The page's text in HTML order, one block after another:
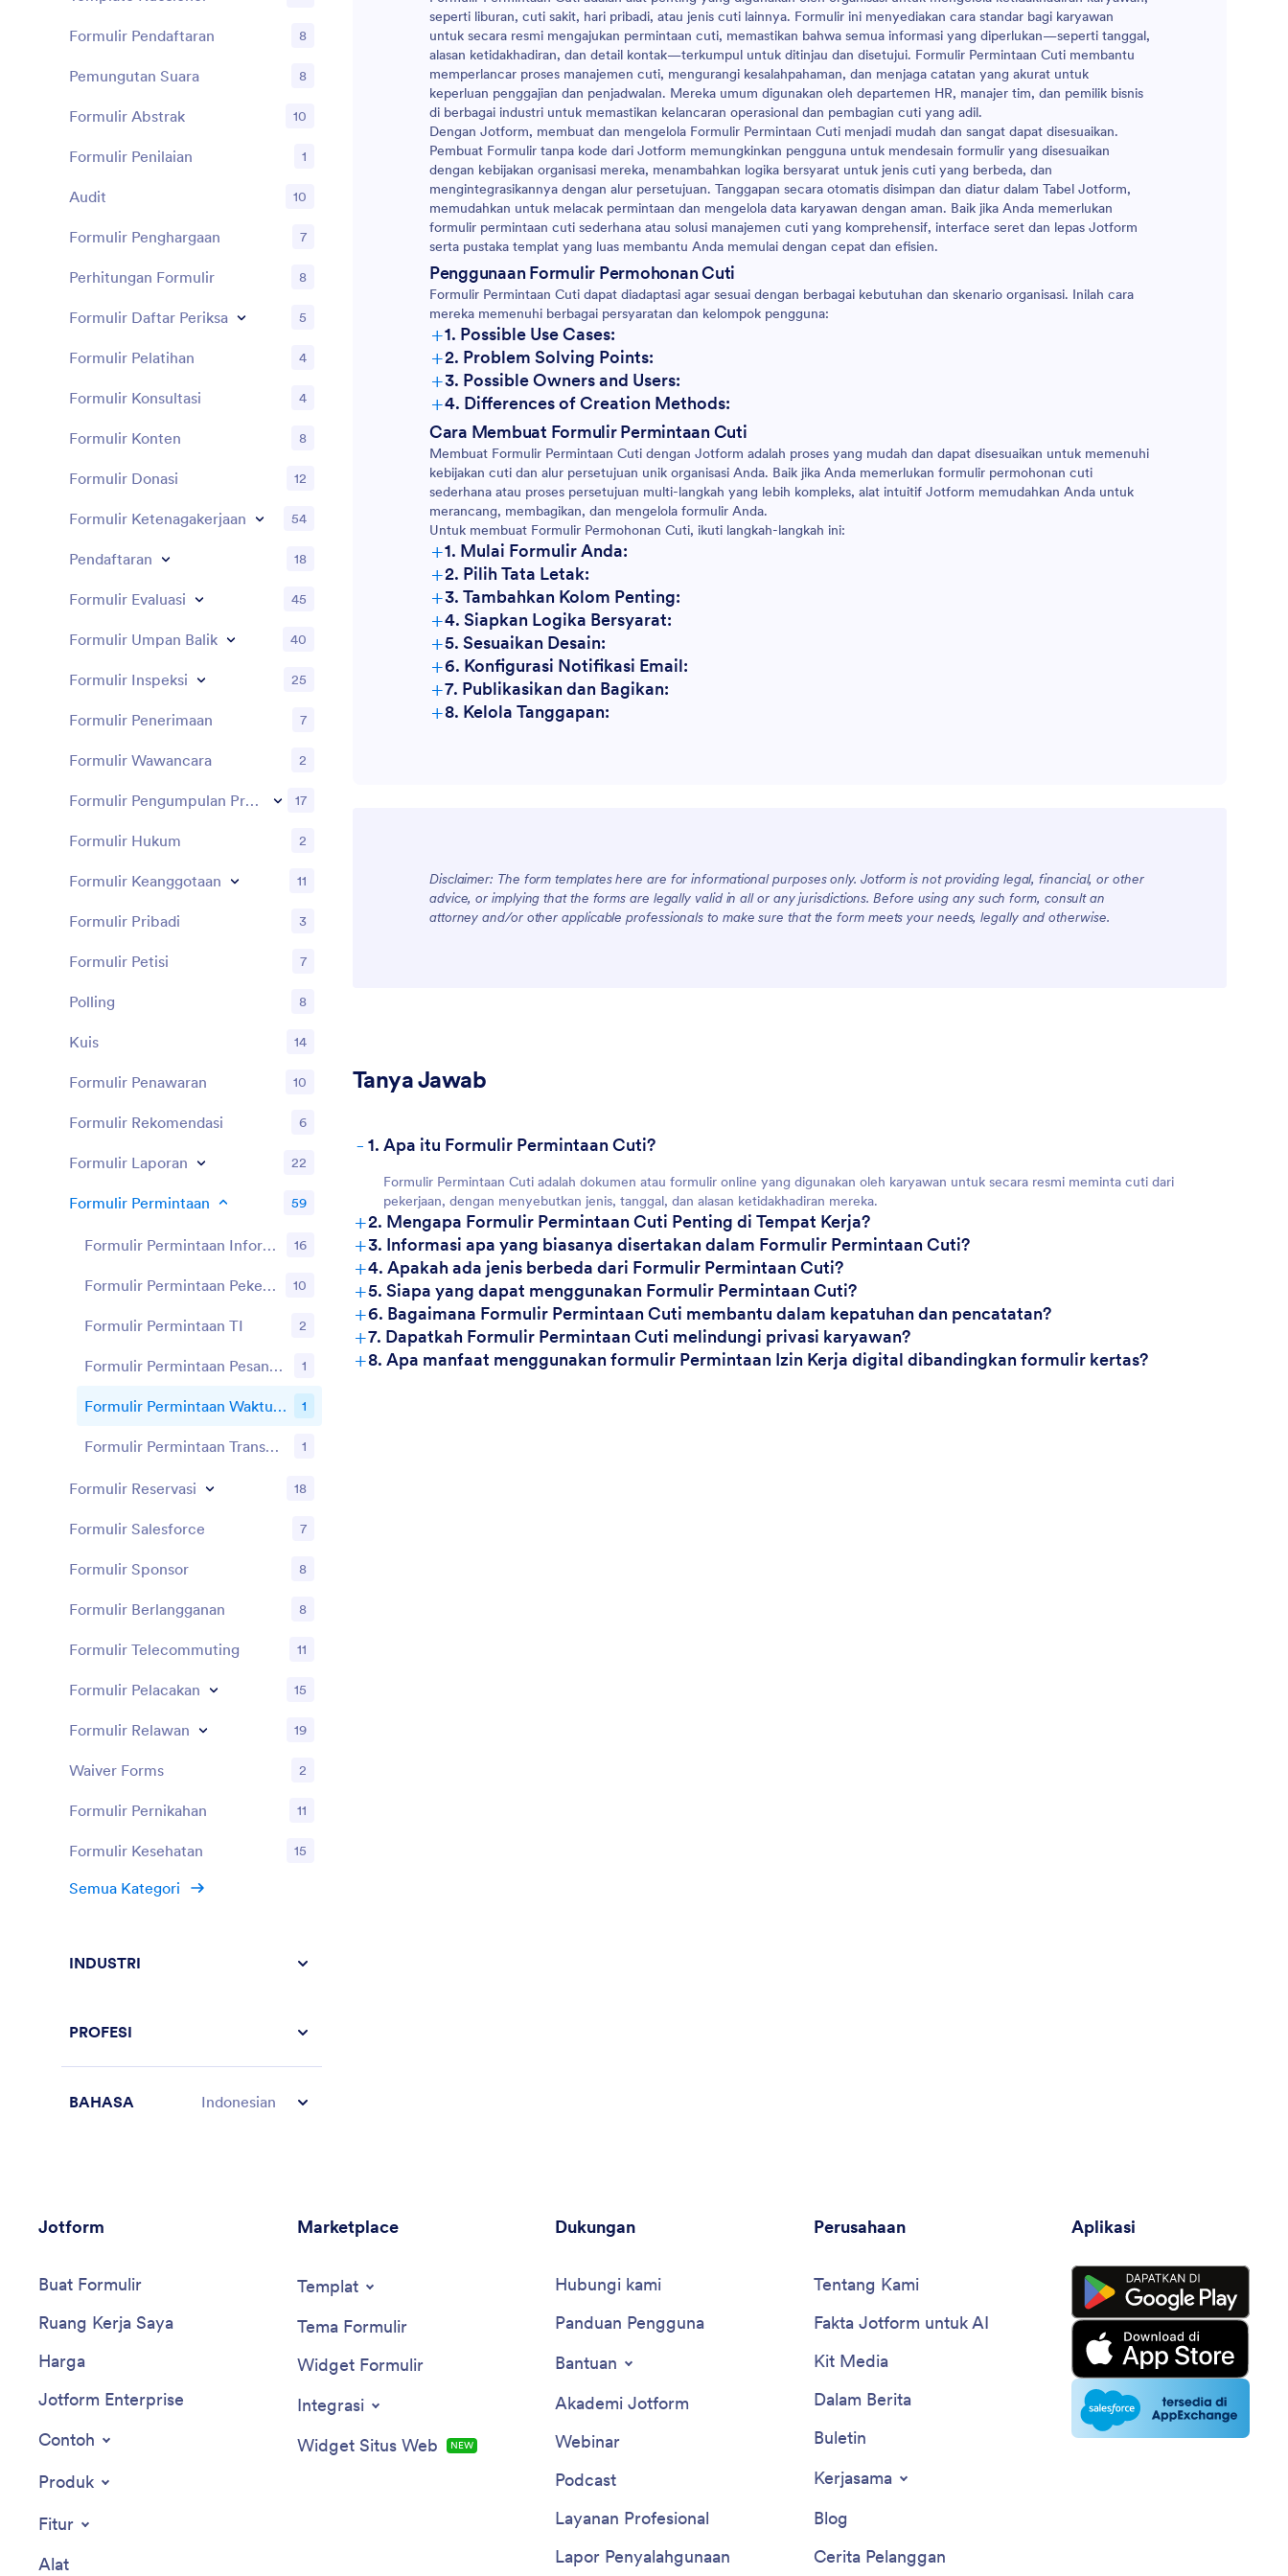
seperti liburan, cuti sakit, hari pribadi, atau jenis cuti lainnya. Formulir ini menyediakan cara standar bagi karyawan
untuk secara resmi mengajukan permintaan cuti, memastikan bahwa semua informasi yang diperlukan—seperti tanggal,
alasan ketidakhadiran, dan detail kontak—terkumpul untuk ditinjau dan disetujui. Formulir Permintaan Cuti membantu
memperlancar proses manajemen cuti, mengurangi kesalahpahaman, dan menjaga catatan yang akurat untuk
keperluan penggajian dan penjadwalan. Mereka umum digunakan oleh departemen HR, manajer tim, dan pemilik bisnis
di berbagai industri untuk memastikan kelancaran operasional dan pembagian cuti yang adil.
Dengan Jotform, membuat dan mengelola Formulir Permintaan Cuti menjadi mudah dan sangat dapat disesuaikan.
Pembuat Formulir tanpa kode dari Jotform memungkinkan pengguna untuk mendesain formulir yang disesuaikan
dengan kebijakan organisasi mereka, menambahkan logika bersyarat untuk jenis cuti yang berbeda, dan
mengintegrasikannya dengan alur persetujuan. Tanggapan secara otomatis disimpan dan diatur dalam Tabel Jotform,
memudahkan untuk melacak permintaan dan mengelola data karyawan dengan aman. Baik jika Anda memerlukan
formulir permintaan cuti sederhana atau solusi manajemen cuti yang komprehensif, interface seret dan lepas Jotform
serta pustaka templat yang luas membantu Anda memulai dengan cepat dan efisien.
Penggunaan Formulir Permohonan Cuti
Formulir Permintaan Cuti dapat diadaptasi agar sesuai dengan berbagai kebutuhan dan skenario organisasi. Inilah cara
mereka memenuhi berbagai persyaratan dan kelompok pengguna:
+1. Possible Use Cases:
+2. Problem Solving Points:
+3. Possible Owners and Users:
+4. Differences of Creation Methods:
Cara Membuat Formulir Permintaan Cuti
Membuat Formulir Permintaan Cuti dengan Jotform adalah proses yang mudah dan dapat disesuaikan untuk memenuhi
kebijakan cuti dan alur persetujuan unik organisasi Anda. Baik jika Anda memerlukan formulir permohonan cuti
sederhana atau proses persetujuan multi-langkah yang lebih kompleks, alat intuitif Jotform memudahkan Anda untuk
merancang, membagikan, dan mengelola formulir Anda.
Untuk membuat Formulir Permohonan Cuti, ikuti langkah-langkah ini:
+1. Mulai Formulir Anda:
+2. Pilih Tata Letak:
+3. Tambahkan Kolom Penting:
+4. Siapkan Logika Bersyarat:
+5. Sesuaikan Desain:
+6. Konfigurasi Notifikasi Email:
+7. Publikasikan dan Bagikan:
+8. Kelola Tanggapan:
Disclaimer: The form templates here are for informational purposes only. Jotform is not providing legal, financial, or other
advice, or implying that the forms are legally valid in all or any jurisdictions. Before using any such form, consult an
attorney and/or other applicable professionals to make sure that the form meets your needs, legally and otherwise.
Tanya Jawab
- 1. Apa itu Formulir Permintaan Cuti?
Formulir Permintaan Cuti adalah dokumen atau formulir online yang digunakan oleh karyawan untuk secara resmi meminta cuti dari
pekerjaan, dengan menyebutkan jenis, tanggal, dan alasan ketidakhadiran mereka.
+2. Mengapa Formulir Permintaan Cuti Penting di Tempat Kerja?
+3. Informasi apa yang biasanya disertakan dalam Formulir Permintaan Cuti?
+4. Apakah ada jenis berbeda dari Formulir Permintaan Cuti?
+5. Siapa yang dapat menggunakan Formulir Permintaan Cuti?
+6. Bagaimana Formulir Permintaan Cuti membantu dalam kepatuhan dan pencatatan?
+7. Dapatkah Formulir Permintaan Cuti melindungi privasi karyawan?
+8. Apa manfaat menggunakan formulir Permintaan Izin Kerja digital dibandingkan formulir kertas?
Formulir Pendaftaran 8
Pemungutan Suara 8
Formulir Abstrak 10
Formulir Penilaian 1
Audit 10
Formulir Penghargaan 7
Perhitungan Formulir 8
Formulir Daftar Periksa 5
Formulir Pelatihan 4
Formulir Konsultasi 4
Formulir Konten 8
Formulir Donasi 12
Formulir Ketenagakerjaan 54
Pendaftaran 18
Formulir Evaluasi 45
Formulir Umpan Balik 40
Formulir Inspeksi 25
Formulir Penerimaan 7
Formulir Wawancara 2
Formulir Pengumpulan Prospek 17
Formulir Hukum 2
Formulir Keanggotaan 11
Formulir Pribadi 3
Formulir Petisi 7
Polling 8
Kuis 14
Formulir Penawaran 10
Formulir Rekomendasi 6
Formulir Laporan 22
Formulir Permintaan 59
Formulir Permintaan Informasi 16
Formulir Permintaan Pekerjaan 10
Formulir Permintaan TI 2
Formulir Permintaan Pesanan Pembelian 1
Formulir Permintaan Waktu Istirahat 1
Formulir Permintaan Transportasi 1
Formulir Reservasi 18
Formulir Salesforce 7
Formulir Sponsor 8
Formulir Berlangganan 8
Formulir Telecommuting 11
Formulir Pelacakan 15
Formulir Relawan 19
Waiver Forms 2
Formulir Pernikahan 11
Formulir Kesehatan 15
Semua Kategori
INDUSTRI
PROFESI
BAHASA Indonesian
Jotform
Buat Formulir
Ruang Kerja Saya
Harga
Jotform Enterprise
Contoh
Produk
Fitur
Alat
Marketplace
Templat
Tema Formulir
Widget Formulir
Integrasi
Widget Situs Web
NEW
Dukungan
Hubungi kami
Panduan Pengguna
Bantuan
Akademi Jotform
Webinar
Podcast
Layanan Profesional
Lapor Penyalahgunaan
Perusahaan
Tentang Kami
Fakta Jotform untuk AI
Kit Media
Dalam Berita
Buletin
Kerjasama
Blog
Cerita Pelanggan
Aplikasi